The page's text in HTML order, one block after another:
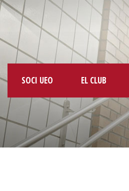
SOCI UEO EL CLUB